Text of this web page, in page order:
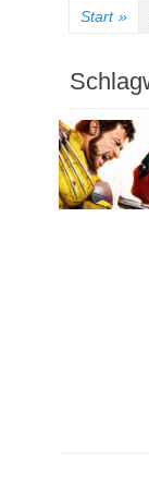
Start »